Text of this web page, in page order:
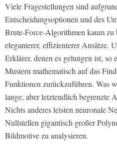
Viele Fragestellungen sind
Entscheidungsoptionen und des
Brute-Force-Algorithmen kaum zu
eleganterer, effizienterer Ansätze.
Erklärer, denen es gelungen ist,
Mustern mathematisch auf das
Funktionen zurückzuführen. Was
lange, aber letztendlich begrenzte
Nichts anderes leisten neuronale
Nullstellen gigantisch großer
Bildmotive zu analysieren.